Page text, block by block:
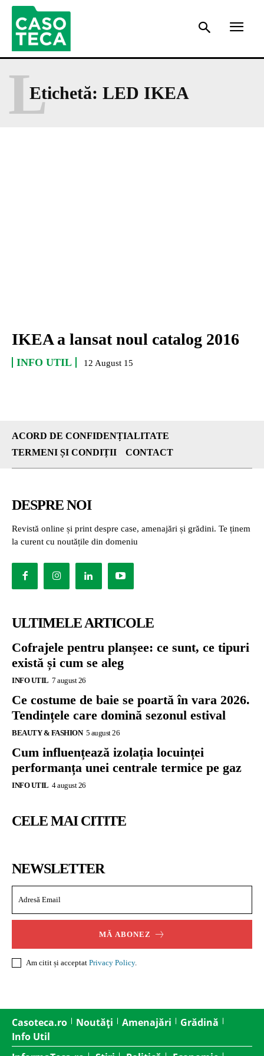
Etichetă: LED IKEA
L
IKEA a lansat noul catalog 2016
INFO UTIL 12 August 15
ACORD DE CONFIDENȚIALITATE
TERMENI ȘI CONDIȚII
CONTACT
DESPRE NOI
Revistă online și print despre case, amenajări și grădini. Te ținem
la curent cu noutățile din domeniu
ULTIMELE ARTICOLE
Cofrajele pentru planșee: ce sunt, ce tipuri
există și cum se aleg
INFO UTIL 7 august 26
Ce costume de baie se poartă în vara 2026.
Tendințele care domină sezonul estival
BEAUTY & FASHION 5 august 26
Cum influențează izolația locuinței
performanța unei centrale termice pe gaz
INFO UTIL 4 august 26
CELE MAI CITITE
NEWSLETTER
MĂ ABONEZ
Am citit și acceptat Privacy Policy.
Casoteca.ro Noutăți Amenajări
Grădină
Info Util